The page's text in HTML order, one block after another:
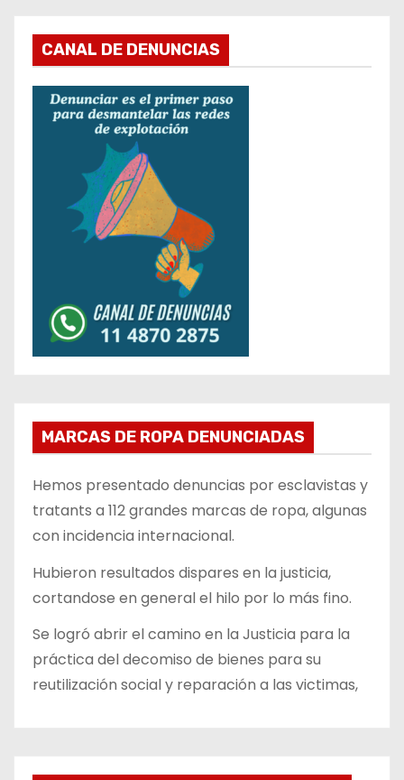
CANAL DE DENUNCIAS
MARCAS DE ROPA DENUNCIADAS
Hemos presentado denuncias por esclavistas y
tratants a 112 grandes marcas de ropa, algunas
con incidencia internacional.
Hubieron resultados dispares en la justicia,
cortandose en general el hilo por lo más fino.
Se logró abrir el camino en la Justicia para la
práctica del decomiso de bienes para su
reutilización social y reparación a las victimas,